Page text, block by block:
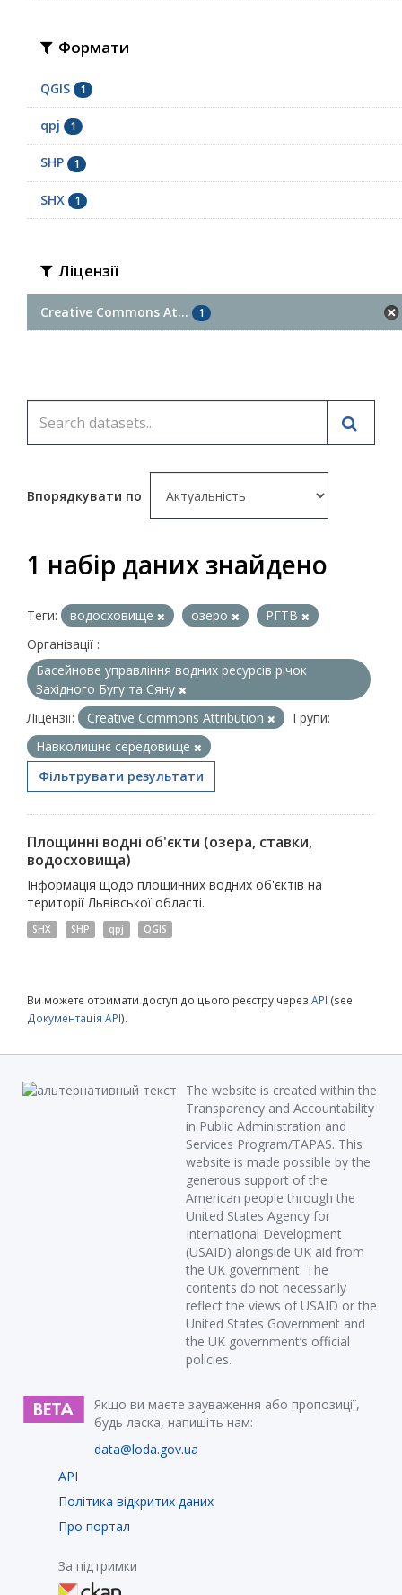
Формати
QGIS 1
qpj 1
SHP 1
SHX 1
Ліцензії
Creative Commons At... 1
Впорядкувати по
1 набір даних знайдено
Теги: водосховище озеро
РГТВ
Організації :
Басейнове управління водних ресурсів річок
Західного Бугу та Сяну
Ліцензії:
Creative Commons Attribution
Групи:
Навколишнє середовище
Фільтрувати результати
Площинні водні об'єкти (озера, ставки,
водосховища)
Інформація щодо площинних водних об'єктів на
території Львівської області.
SHX SHP qpj QGIS
Ви можете отримати доступ до цього реєстру через API (see
Документація API).
The website is created within the
Transparency and Accountability
in Public Administration and
Services Program/TAPAS. This
website is made possible by the
generous support of the
American people through the
United States Agency for
International Development
(USAID) alongside UK aid from
the UK government. The
contents do not necessarily
reflect the views of USAID or the
United States Government and
the UK government’s official
policies.
Якщо ви маєте зауваження або пропозиції,
будь ласка, напишіть нам:
data@loda.gov.ua
API
Політика відкритих даних
Про портал
За підтримки